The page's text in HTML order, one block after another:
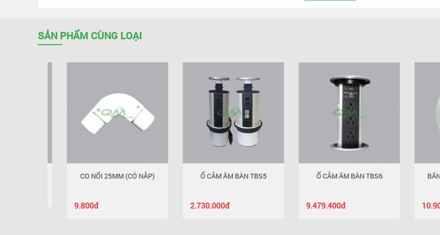
SẢN PHẨM CÙNG LOẠI
CO NỐI 25MM (CÓ NẮP)
9.800đ
Ổ CẮM ÂM BÀN TBS5
2.730.000đ
Ổ CẮM ÂM BÀN TBS6
9.479.400đ
BĂNG
10.900đ